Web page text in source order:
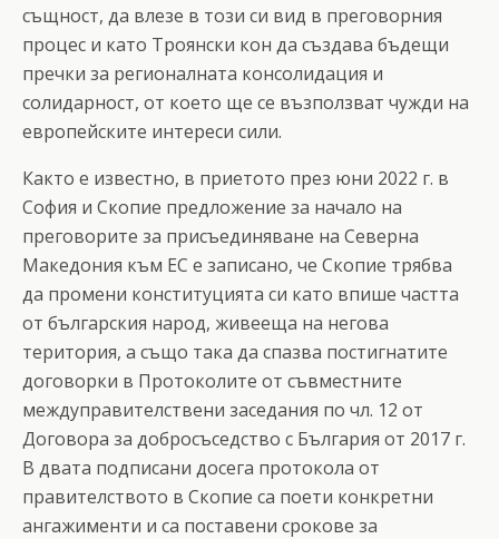
същност, да влезе в този си вид в преговорния
процес и като Троянски кон да създава бъдещи
пречки за регионалната консолидация и
солидарност, от което ще се възползват чужди на
европейските интереси сили.
Както е известно, в приетото през юни 2022 г. в
София и Скопие предложение за начало на
преговорите за присъединяване на Северна
Македония към ЕС е записано, че Скопие трябва
да промени конституцията си като впише частта
от българския народ, живееща на негова
територия, а също така да спазва постигнатите
договорки в Протоколите от съвместните
междуправителствени заседания по чл. 12 от
Договора за добросъседство с България от 2017 г.
В двата подписани досега протокола от
правителството в Скопие са поети конкретни
ангажименти и са поставени срокове за